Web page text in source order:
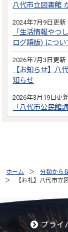
八代市立図書館
2024年7月9日更新
「生活情報やつ
ログ語版) につ
2026年7月3日更新
【お知らせ】八
知らせ
2026年3月19日更
「八代市公民館
ホーム 分類から
【お礼】八代市立
プライ